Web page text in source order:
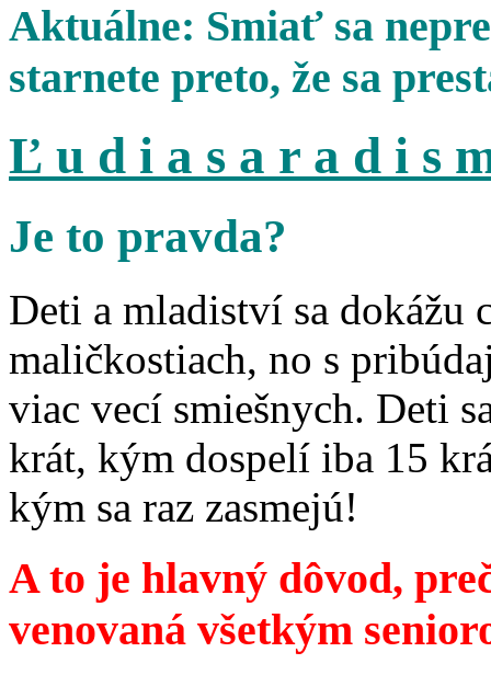
Aktuálne: Smiať sa
starnete preto, že sa
Ľ u d i a s a r a d i s
Je to pravda?
Deti a mladiství sa dokážu
maličkostiach, no s
viac vecí smiešnych. Deti
krát, kým dospelí iba 15
kým sa raz zasmejú!
A to je hlavný dôvod,
venovaná všetkým